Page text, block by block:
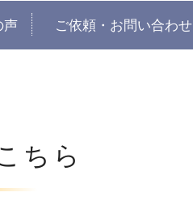
声 ご依頼・お問い合わせ
ちら